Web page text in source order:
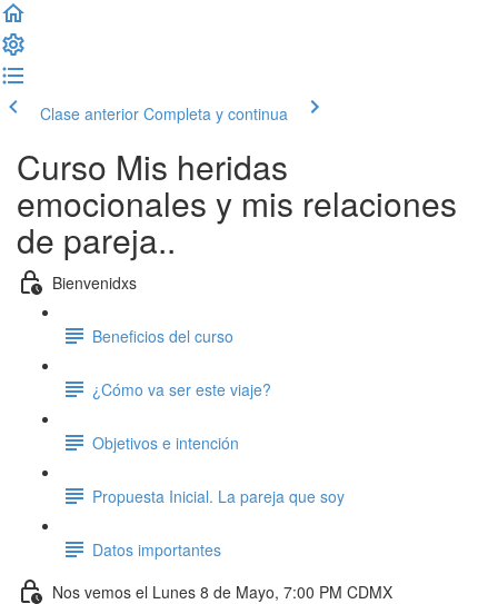
Clase anterior Completa y continua
Curso Mis heridas
emocionales y mis relaciones
de pareja..
Bienvenidxs
Beneficios del curso
¿Cómo va ser este viaje?
Objetivos e intención
Propuesta Inicial. La pareja que soy
Datos importantes
Nos vemos el Lunes 8 de Mayo, 7:00 PM CDMX